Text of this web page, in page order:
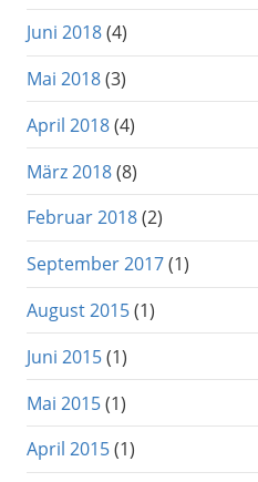
Juni 2018(4)
Mai 2018(3)
April 2018(4)
März 2018(8)
Februar 2018(2)
September 2017(1)
August 2015(1)
Juni 2015(1)
Mai 2015(1)
April 2015(1)